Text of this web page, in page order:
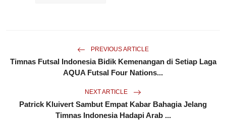
PREVIOUS ARTICLE
Timnas Futsal Indonesia Bidik Kemenangan di Setiap Laga
AQUA Futsal Four Nations...
NEXT ARTICLE
Patrick Kluivert Sambut Empat Kabar Bahagia Jelang
Timnas Indonesia Hadapi Arab ...